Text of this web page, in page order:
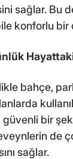
sağlar. Bu
konforlu bir
bahçe,
bir
de
sağlar.